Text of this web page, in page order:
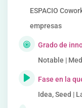
ESPACIO
empresas
Grado de
Notable |
Fase en la
Idea, Seed |